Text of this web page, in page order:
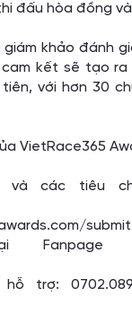
đấu hòa đồng
khảo đánh
cam kết sẽ tạo
với hơn 30
VietRace365
các tiêu
submit
trợ: